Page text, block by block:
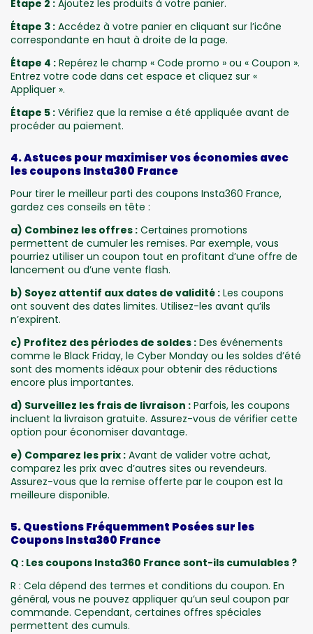
Étape 2 : Ajoutez les produits à votre panier.
Étape 3 : Accédez à votre panier en cliquant sur l’icône
correspondante en haut à droite de la page.
Étape 4 : Repérez le champ « Code promo » ou « Coupon ».
Entrez votre code dans cet espace et cliquez sur «
Appliquer ».
Étape 5 : Vérifiez que la remise a été appliquée avant de
procéder au paiement.
4. Astuces pour maximiser vos économies avec
les coupons Insta360 France
Pour tirer le meilleur parti des coupons Insta360 France,
gardez ces conseils en tête :
a) Combinez les offres : Certaines promotions
permettent de cumuler les remises. Par exemple, vous
pourriez utiliser un coupon tout en profitant d’une offre de
lancement ou d’une vente flash.
b) Soyez attentif aux dates de validité : Les coupons
ont souvent des dates limites. Utilisez-les avant qu’ils
n’expirent.
c) Profitez des périodes de soldes : Des événements
comme le Black Friday, le Cyber Monday ou les soldes d’été
sont des moments idéaux pour obtenir des réductions
encore plus importantes.
d) Surveillez les frais de livraison : Parfois, les coupons
incluent la livraison gratuite. Assurez-vous de vérifier cette
option pour économiser davantage.
e) Comparez les prix : Avant de valider votre achat,
comparez les prix avec d’autres sites ou revendeurs.
Assurez-vous que la remise offerte par le coupon est la
meilleure disponible.
5. Questions Fréquemment Posées sur les
Coupons Insta360 France
Q : Les coupons Insta360 France sont-ils cumulables ?
R : Cela dépend des termes et conditions du coupon. En
général, vous ne pouvez appliquer qu’un seul coupon par
commande. Cependant, certaines offres spéciales
permettent des cumuls.